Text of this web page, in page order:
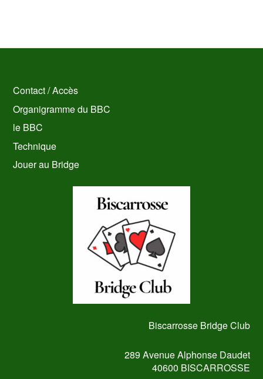
Contact / Accès
Organigramme du BBC
le BBC
Technique
Jouer au Bridge
Biscarrosse Bridge Club
289 Avenue Alphonse Daudet
40600 BISCARROSSE